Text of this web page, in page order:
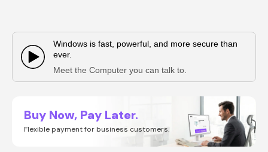
Play Video:
Windows is fast, powerful, and more secure than
ever.
Meet the Computer you can talk to.
Buy Now, Pay Later.
Flexible payment for business customers.